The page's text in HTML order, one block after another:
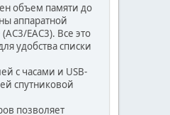
объем памяти до
аппаратной
EAC3). Все это
удобства списки
с часами и USB-
спутниковой
позволяет